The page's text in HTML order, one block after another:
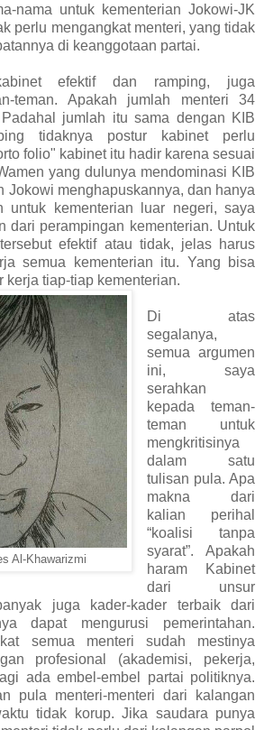
nama untuk kementerian Jokowi-JK
perlu mengangkat menteri, yang tidak
di keanggotaan partai.
efektif dan ramping, juga
teman. Apakah jumlah menteri 34
jumlah itu sama dengan KIB
tidaknya postur kabinet perlu
folio" kabinet itu hadir karena sesuai
yang dulunya mendominasi KIB
Jokowi menghapuskannya, dan hanya
untuk kementerian luar negeri, saya
dari perampingan kementerian. Untuk
efektif atau tidak, jelas harus
semua kementerian itu. Yang bisa
kerja tiap-tiap kementerian.
Al-Khawarizmi
Di atas
segalanya,
semua argumen
ini, saya
serahkan
kepada teman-
teman untuk
mengkritisinya
dalam satu
tulisan pula. Apa
makna dari
kalian perihal
“koalisi tanpa
syarat”. Apakah
haram Kabinet
dari unsur
juga kader-kader terbaik dari
dapat mengurusi pemerintahan.
semua menteri sudah mestinya
profesional (akademisi, pekerja,
ada embel-embel partai politiknya.
pula menteri-menteri dari kalangan
tidak korup. Jika saudara punya